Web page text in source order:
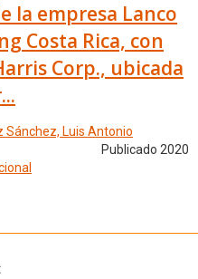
la empresa Lanco
Costa Rica, con
Corp., ubicada
Sánchez, Luis Antonio
Publicado 2020